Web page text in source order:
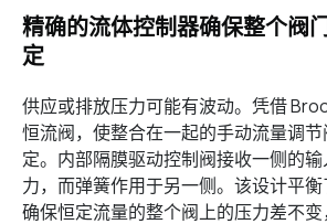
精确的流体控制器确保整个阀
定
供应或排放压力可能有波动。凭借
恒流阀，使整合在一起的手动流量调
定。内部隔膜驱动控制阀接收一侧的
力，而弹簧作用于另一侧。该设计平
确保恒定流量的整个阀上的压力差不